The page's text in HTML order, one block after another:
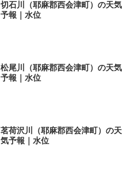
切石川（耶麻郡西会津町）の天気
予報｜水位
松尾川（耶麻郡西会津町）の天気
予報｜水位
茗荷沢川（耶麻郡西会津町）の天
気予報｜水位